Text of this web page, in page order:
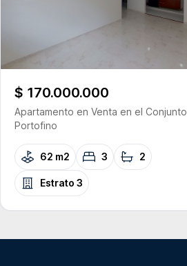
$ 170.000.000
Apartamento en Venta en el Conjunto
Portofino
62 m2 3 2
Estrato 3